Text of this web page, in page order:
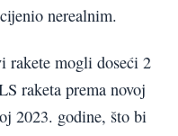
nerealnim.
rakete mogli doseći 2
raketa prema novoj
2023. godine, što bi